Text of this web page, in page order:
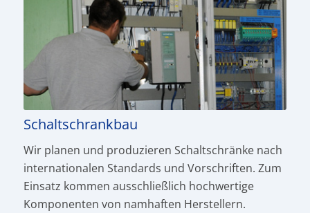
Schaltschrankbau
Wir planen und produ­zieren Schaltschränke nach
internationalen Standards und Vor­schriften. Zum
Einsatz kommen ausschließlich hochwertige
Komponen­ten von namhaften Herstellern.